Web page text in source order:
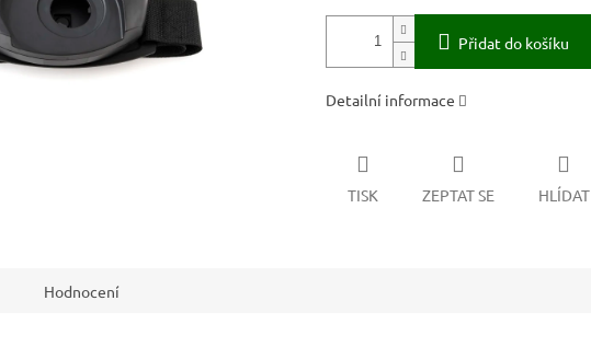
Přidat do košíku
Detailní informace
TISK ZEPTAT SE HLÍDAT
Hodnocení